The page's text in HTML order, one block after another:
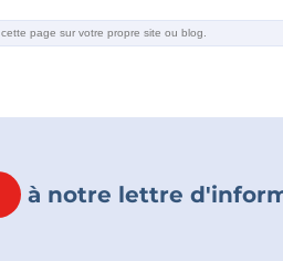
à notre lettre